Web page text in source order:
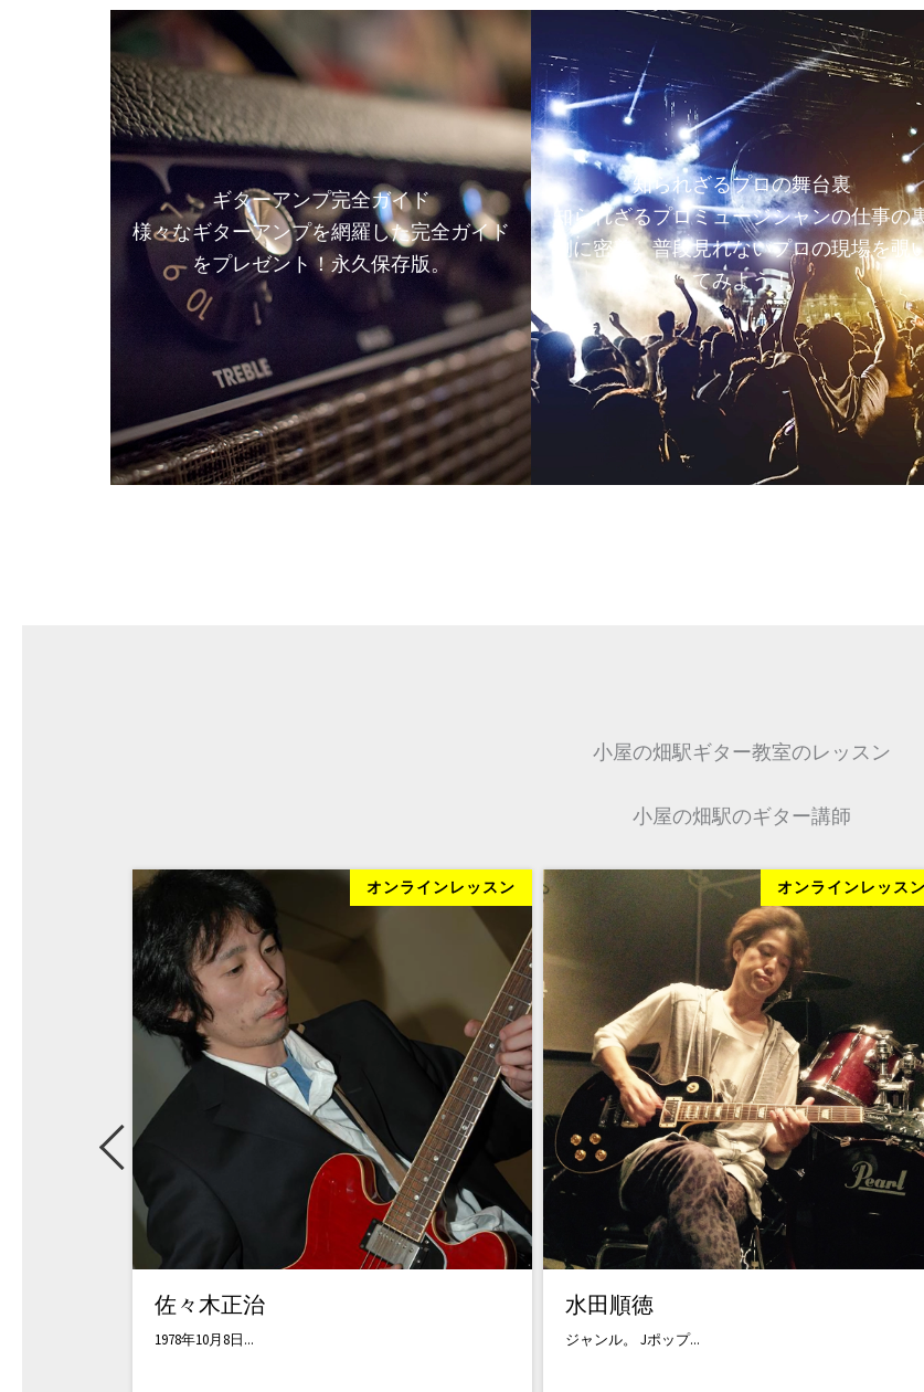
ギターアンプ完全ガイド
様々なギターアンプを網羅した完全ガイド
をプレゼント！永久保存版。
知られざるプロの舞台裏
知られざるプロミュージシャンの仕事の
側に密着。普段見れないプロの現場を覗
てみよう！
小屋の畑駅ギター教室のレッスン
小屋の畑駅のギター講師
オンラインレッスン
佐々木正治
1978年10月8日...
オンラインレッスン
水田順徳
ジャンル。 Jポップ...